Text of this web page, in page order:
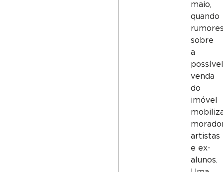
maio,
quando
sobre
a
venda
do
imóvel
artistas
e ex-
alunos.